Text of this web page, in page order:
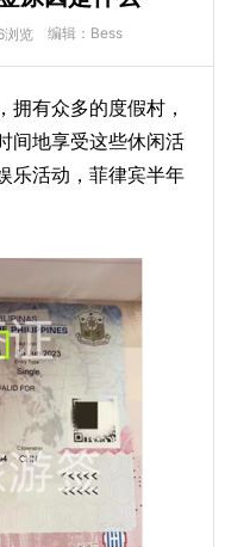
浏览 编辑：Bess
拥有众多的度假村，
间地享受这些休闲活
乐活动，菲律宾半年